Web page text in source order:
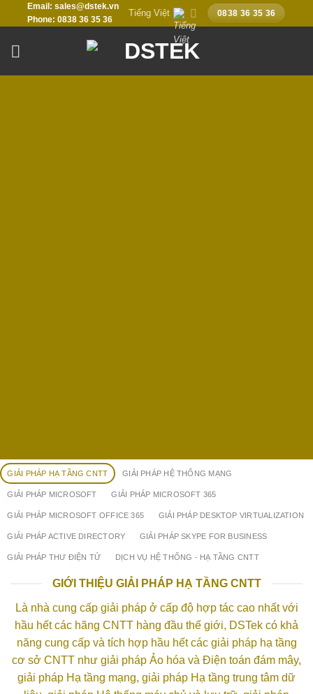
Chuyển
đến
nội
dung
Email: sales@dstek.vn
Phone: 0838 36 35 36
Tiếng Việt 0838 36 35 36
GIẢI PHÁP HẠ TẦNG CNTT GIẢI PHÁP HỆ THỐNG MẠNG
GIẢI PHÁP MICROSOFT GIẢI PHÁP MICROSOFT 365
GIẢI PHÁP MICROSOFT OFFICE 365 GIẢI PHÁP DESKTOP VIRTUALIZATION
GIẢI PHÁP ACTIVE DIRECTORY GIẢI PHÁP SKYPE FOR BUSINESS
GIẢI PHÁP THƯ ĐIỆN TỬ DỊCH VỤ HỆ THỐNG - HẠ TẦNG CNTT
GIỚI THIỆU GIẢI PHÁP HẠ TẦNG CNTT
Là nhà cung cấp giải pháp ở cấp độ hợp tác cao nhất với
hầu hết các hãng CNTT hàng đầu thế giới, DSTek có khả
năng cung cấp và tích hợp hầu hết các giải pháp hạ tầng
cơ sở CNTT như giải pháp Ảo hóa và Điện toán đám mây,
giải pháp Hạ tầng mạng, giải pháp Hạ tầng trung tâm dữ